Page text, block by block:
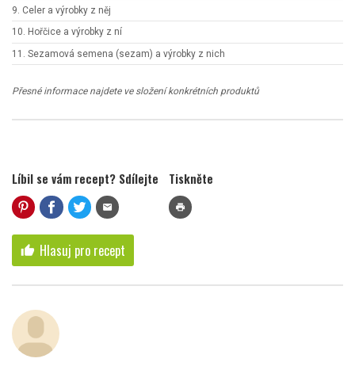
9. Celer a výrobky z něj
10. Hořčice a výrobky z ní
11. Sezamová semena (sezam) a výrobky z nich
Přesné informace najdete ve složení konkrétních produktů
Líbil se vám recept? Sdílejte
mail
Tiskněte
print
thumb_up Hlasuj pro recept